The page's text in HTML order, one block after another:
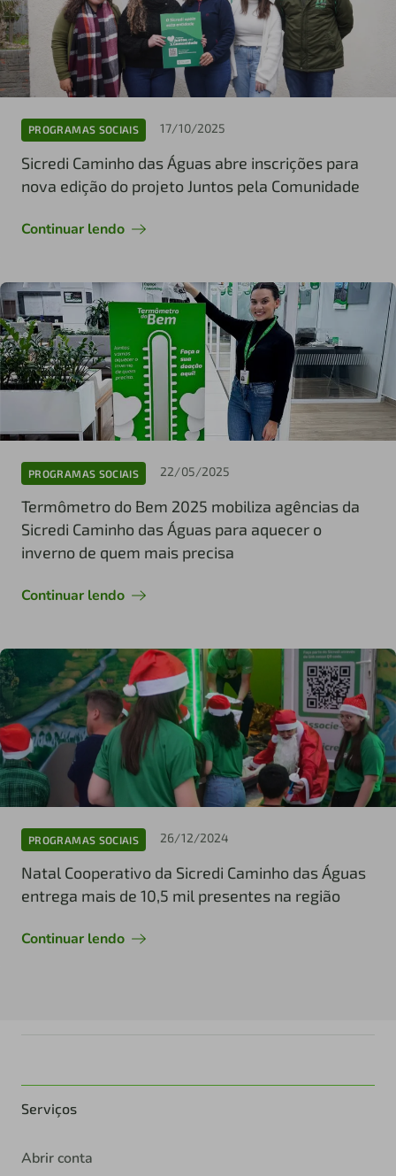
PROGRAMAS SOCIAIS 17/10/2025
Sicredi Caminho das Águas abre inscrições para
nova edição do projeto Juntos pela Comunidade
Continuar lendo
PROGRAMAS SOCIAIS 22/05/2025
Termômetro do Bem 2025 mobiliza agências da
Sicredi Caminho das Águas para aquecer o
inverno de quem mais precisa
Continuar lendo
PROGRAMAS SOCIAIS 26/12/2024
Natal Cooperativo da Sicredi Caminho das Águas
entrega mais de 10,5 mil presentes na região
Continuar lendo
Serviços
Abrir conta